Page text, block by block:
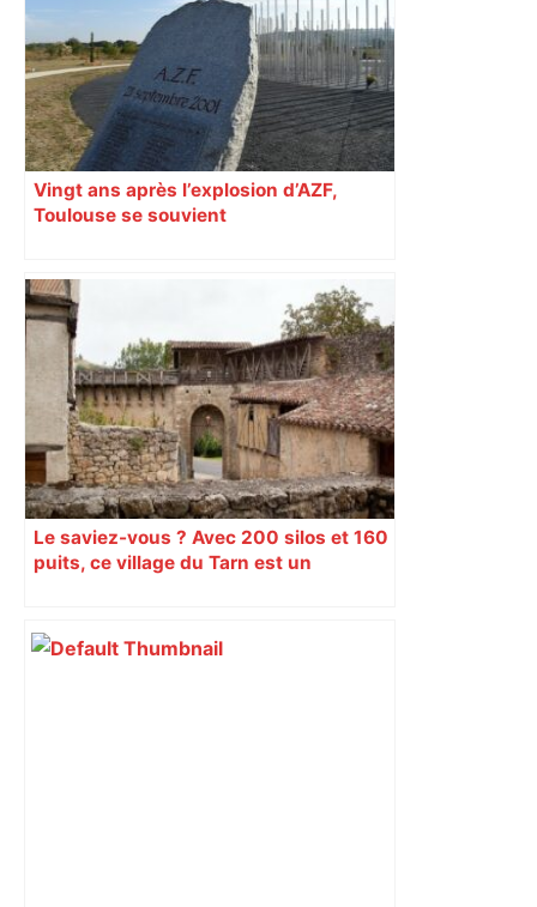
champion toulousain ? – Rugbyrama
Vingt ans après l’explosion d’AZF,
Toulouse se souvient
Le saviez-vous ? Avec 200 silos et 160
puits, ce village du Tarn est un